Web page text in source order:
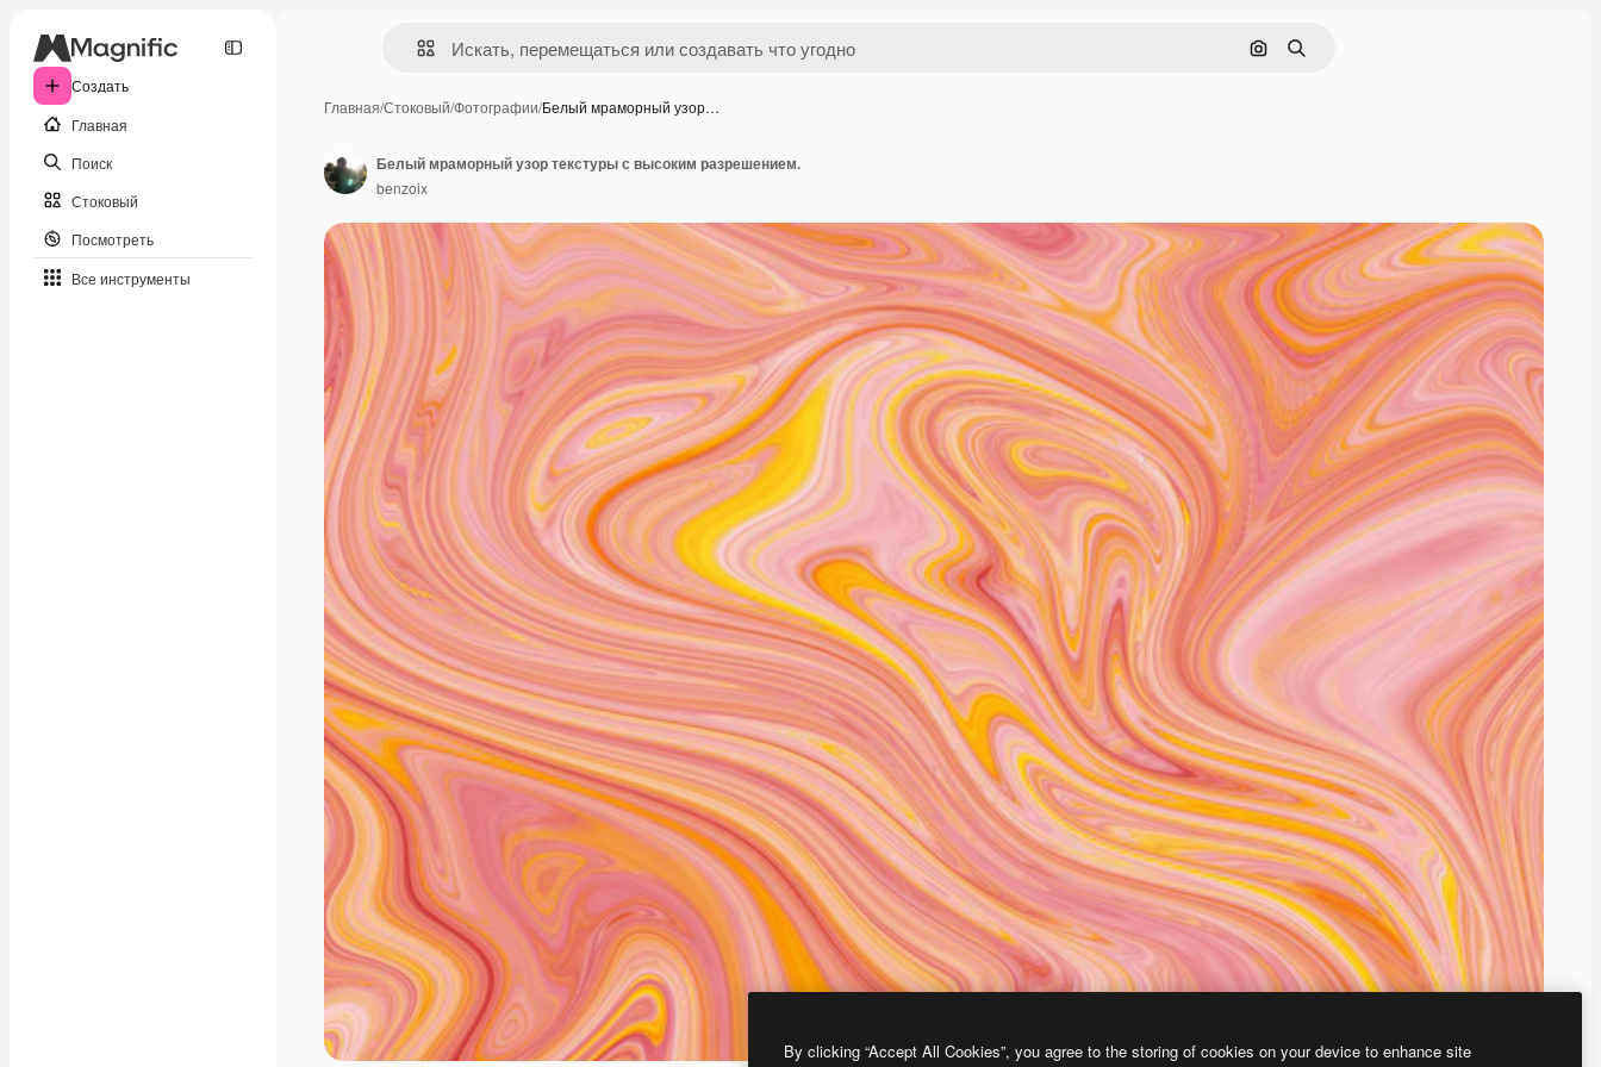
Создать
Главная
Поиск
Стоковый
Посмотреть
Все инструменты
Поиск по изображению
Поиск
Главная/Стоковый/Фотографии/Белый мраморный узор…
Белый мраморный узор текстуры с высоким разрешением.
benzoix
By clicking “Accept All Cookies”, you agree to the storing of cookies on your device to enhance site